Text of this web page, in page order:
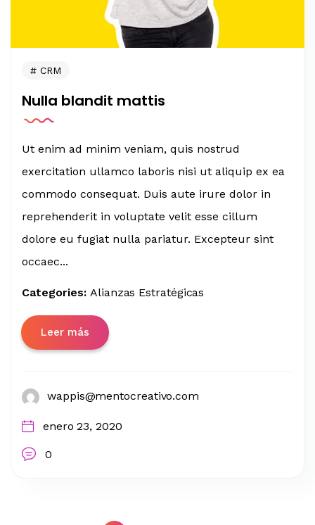
CRM
Nulla blandit mattis
Ut enim ad minim veniam, quis nostrud
exercitation ullamco laboris nisi ut aliquip ex ea
commodo consequat. Duis aute irure dolor in
reprehenderit in voluptate velit esse cillum
dolore eu fugiat nulla pariatur. Excepteur sint
occaec...
Categories: Alianzas Estratégicas
Leer más
wappis@mentocreativo.com
enero 23, 2020
0